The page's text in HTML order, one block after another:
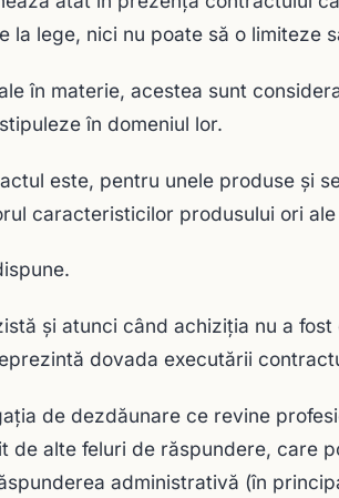
lege, nici nu poate să o limiteze
în materie, acestea sunt
în domeniul lor.
este, pentru unele produse şi
caracteristicilor produsului ori
şi atunci când achiziţia nu a fost
dovada executării
de dezdăunare ce revine
de alte feluri de răspundere, care
administrativă (în